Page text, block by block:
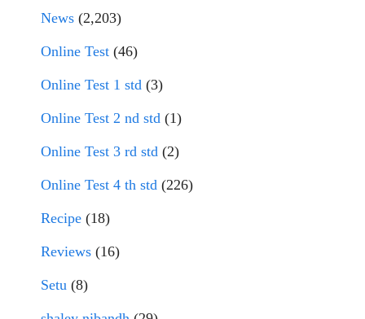
News (2,203)
Online Test (46)
Online Test 1 std (3)
Online Test 2 nd std (1)
Online Test 3 rd std (2)
Online Test 4 th std (226)
Recipe (18)
Reviews (16)
Setu (8)